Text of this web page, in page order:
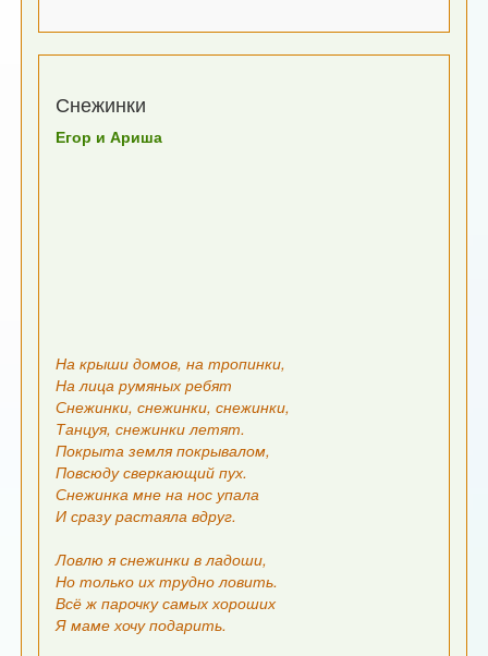
Снежинки
Егор и Ариша
На крыши домов, на тропинки,
На лица румяных ребят
Снежинки, снежинки, снежинки,
Танцуя, снежинки летят.
Покрыта земля покрывалом,
Повсюду сверкающий пух.
Снежинка мне на нос упала
И сразу растаяла вдруг.
Ловлю я снежинки в ладоши,
Но только их трудно ловить.
Всё ж парочку самых хороших
Я маме хочу подарить.